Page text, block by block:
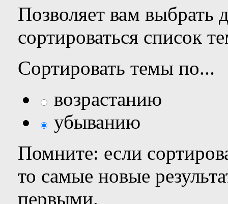
Позволяет вам выбрать
сортироваться список
Сортировать темы по...
возрастанию
убыванию
Помните: если
то самые новые
первыми.